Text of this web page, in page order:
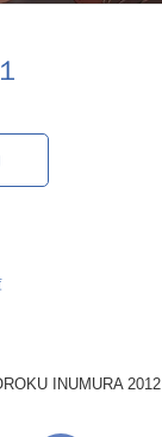
INUMURA 2012